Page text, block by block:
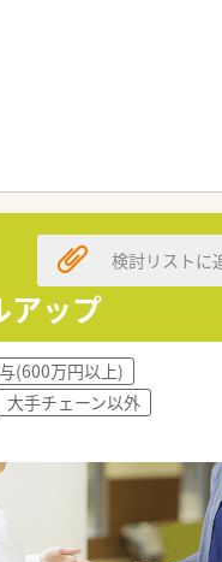
集めての勉強会を開かれ
をご準備されています
す。
アップ
検討リストに
(600万円以上)
大手チェーン以外